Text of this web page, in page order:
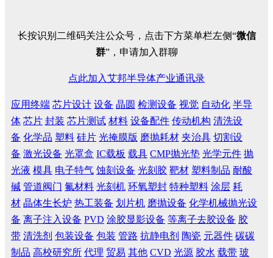
长按识别二维码关注公众号，点击下方菜单栏左侧“微信
群”，申请加入群聊
点此加入艾邦半导体产业通讯录
应用终端 芯片设计 设备 晶圆 检测设备 视觉 自动化 半导
体 芯片 封装 芯片测试 材料 设备配件 传动机构 清洗设
备 化学品 塑料 硅片 光掩膜版 磨抛耗材 夹治具 切割设
备 激光设备 光罩盒 IC载板 载具 CMP抛光垫 光学元件 抛
光液 模具 电子特气 蚀刻设备 光刻胶 靶材 塑料制品 耐酸
碱 管道阀门 氟材料 光刻机 环氧塑封 特种塑料 涂层 耗
材 晶体生长炉 热工装备 划片机 磨抛设备 化学机械抛光设
备 离子注入设备 PVD 涂胶显影设备 等离子去胶设备 胶
带 清洗剂 包装设备 包装 管路 抗静电剂 陶瓷 元器件 碳碳
制品 高校研究所 代理 贸易 其他 CVD 光源 胶水 载带 玻